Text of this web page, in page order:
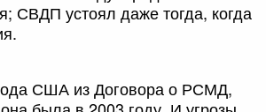
СВДП устоял даже тогда, когда
США из Договора о РСМД,